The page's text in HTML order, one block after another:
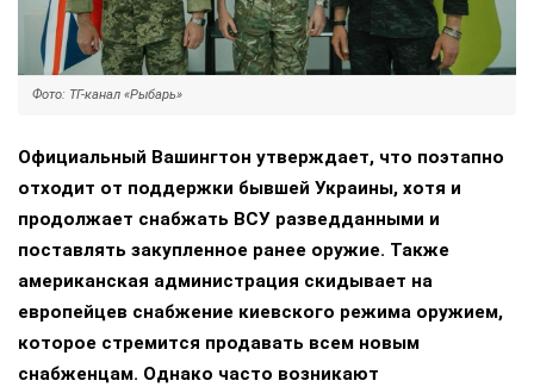
Фото: ТГ-канал «Рыбарь»
Официальный Вашингтон утверждает, что поэтапно
отходит от поддержки бывшей Украины, хотя и
продолжает снабжать ВСУ разведданными и
поставлять закупленное ранее оружие. Также
американская администрация скидывает на
европейцев снабжение киевского режима оружием,
которое стремится продавать всем новым
снабженцам. Однако часто возникают